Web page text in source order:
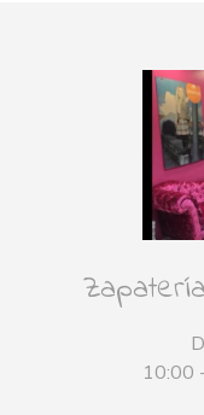
10:00